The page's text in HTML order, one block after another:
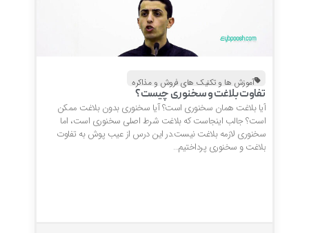
آموزش ها و تکنیک های فروش و مذاکره
تفاوت بلاغت و سخنوری چیست؟
آیا بلاغت همان سخنوری است؟ آیا سخنوری بدون بلاغت ممکن
است؟ جالب اینجاست که بلاغت شرط اصلی سخنوری است، اما
سخنوری لازمه بلاغت نیست.در این درس از عیب پوش به تفاوت
بلاغت و سخنوری پرداختیم…